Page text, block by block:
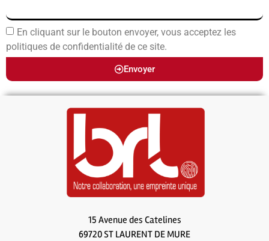
En cliquant sur le bouton envoyer, vous acceptez les
politiques de confidentialité de ce site.
Envoyer
15 Avenue des Catelines
69720 ST LAURENT DE MURE